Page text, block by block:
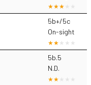
5b+/5c
On-sight
5b.5
N.D.